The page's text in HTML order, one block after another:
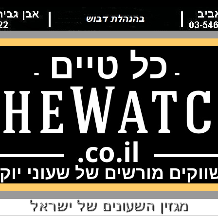
- כל טיים -
מורשים של שעוני